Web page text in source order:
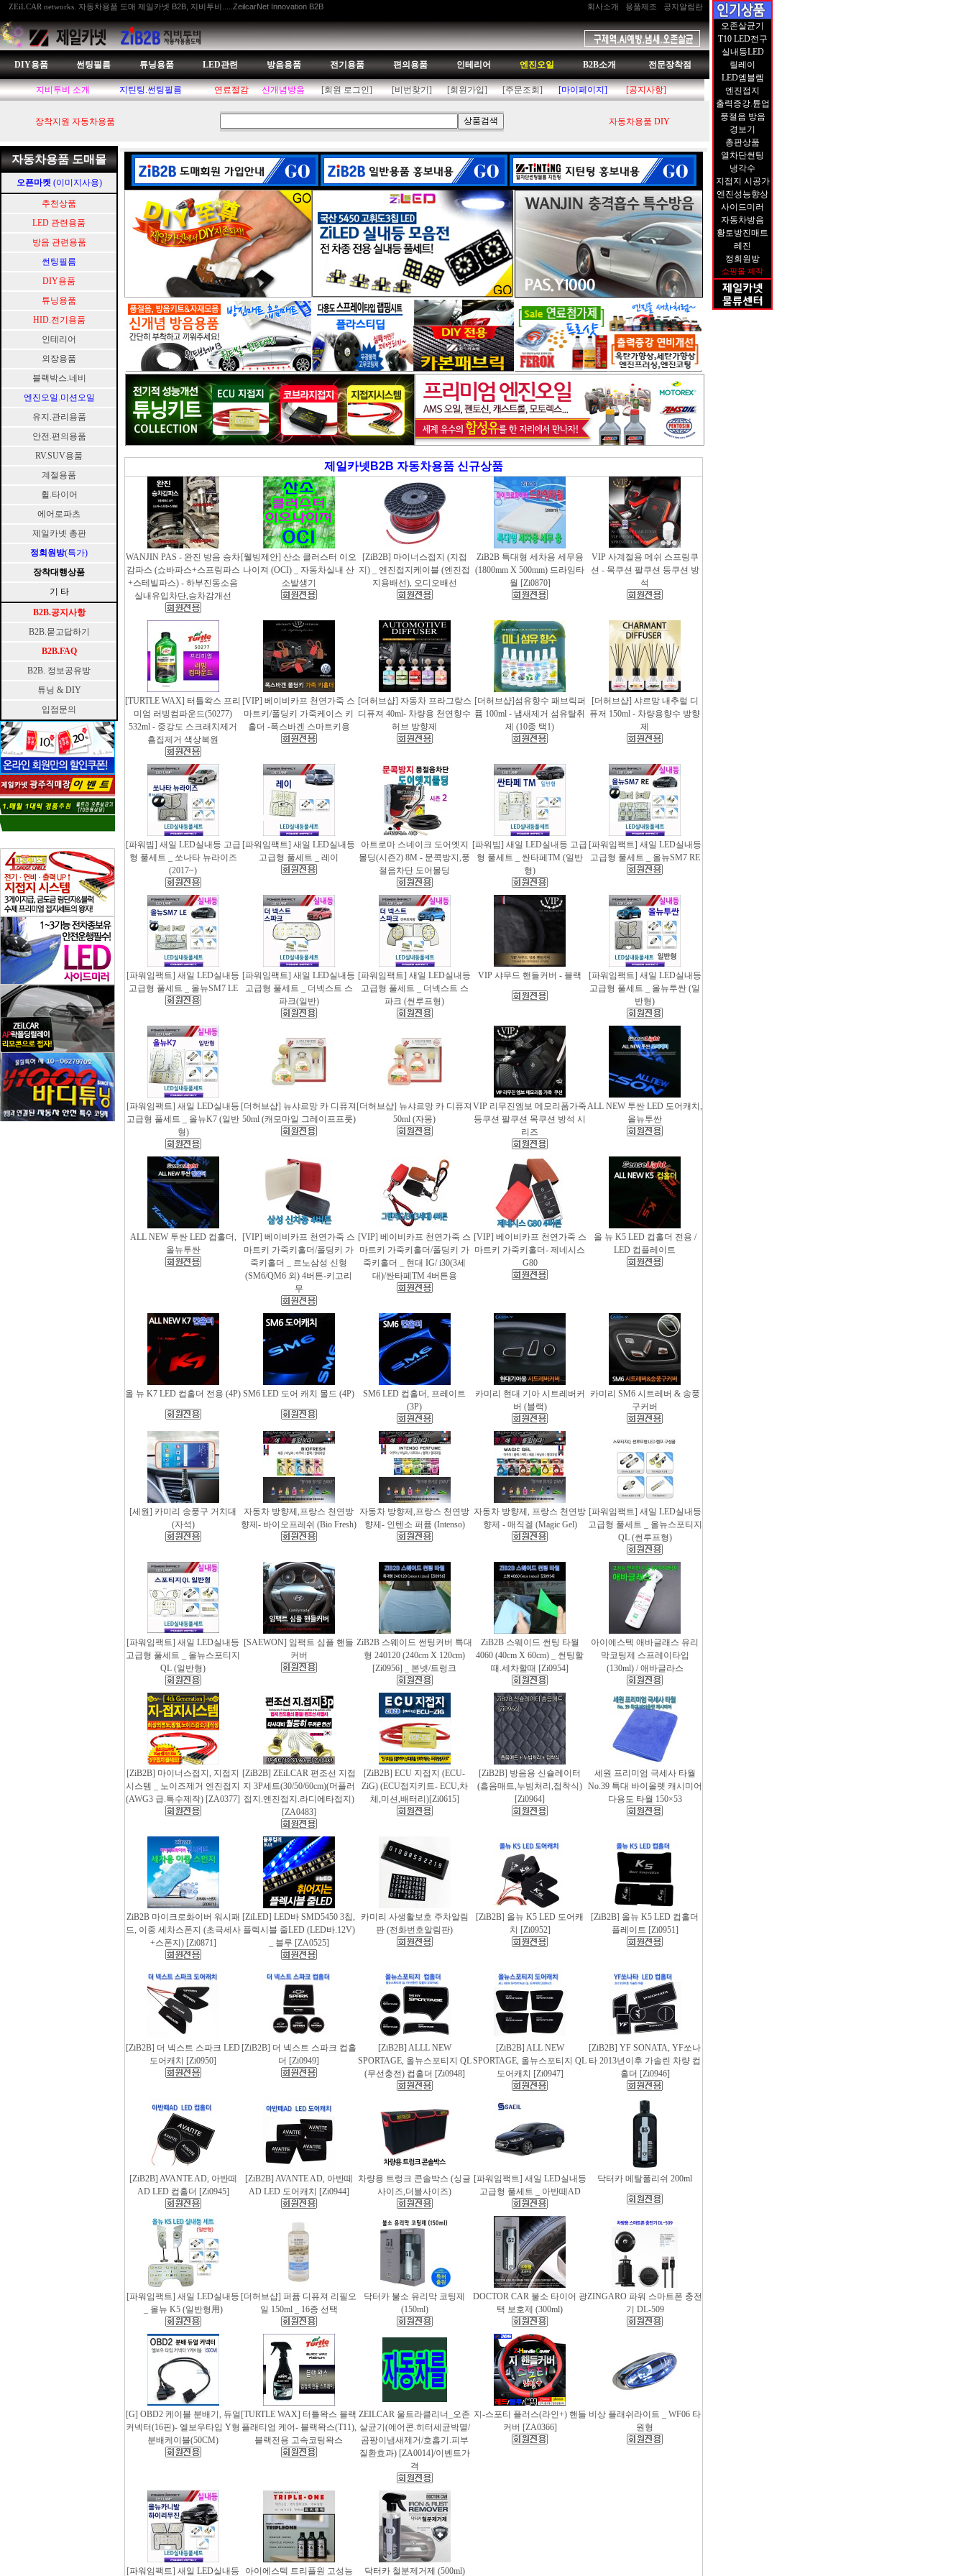
ZEiLCAR networks. 자동차용품 도매 제일카넷 B2B, 지비투비.....ZeilcarNet Innovation B2B 회사소개 용품제조 공지알림란
DIY용품 썬팅필름 튜닝용품 LED관련 방음용품 전기용품 편의용품 인테리어 엔진오일 B2B소개 전문장착점
지비투비 소개 지틴팅.썬팅필름 연료절감 신개념방음 [회원 로그인] [비번찾기] [회원가입] [주문조회] [마이페이지] [공지사항]
장착지원 자동차용품 자동차용품 DIY
자동차용품 도매몰
오픈마켓 (이미지사용)
추천상품
LED 관련용품
방음 관련용품
썬팅필름
DIY용품
튜닝용품
HID.전기용품
인테리어
외장용품
블랙박스.네비
엔진오일.미션오일
유지.관리용품
안전.편의용품
RV.SUV용품
계절용품
휠.타이어
에어로파츠
제일카넷 총판
정회원방(특가)
장착대행상품
기 타
B2B.공지사항
B2B.묻고답하기
B2B.FAQ
B2B. 정보공유방
튜닝 & DIY
입점문의
제일카넷B2B 자동차용품 신규상품
WANJIN PAS - 완진 방음 승차
감파스 (쇼바파스+스프링파스
+스테빌파스) - 하부진동소음
실내유입차단,승차감개선
[웰빙제안] 산소 클러스터 이오
나이져 (OCI) _ 자동차실내 산
소발생기
[ZiB2B] 마이너스접지 (지접
지) _ 엔진접지케이블 (엔진접
지용배선), 오디오배선
ZiB2B 특대형 세차용 세무융
(1800mm X 500mm) 드라잉타
월 [Zi0870]
VIP 사계절용 메쉬 스프링쿠
션 - 목쿠션 팔쿠션 등쿠션 방
석
[TURTLE WAX] 터틀왁스 프리
미엄 러빙컴파운드(50277)
532ml - 중강도 스크래치제거
흠집제거 색상복원
[VIP] 베이비카프 천연가죽 스
마트키/폴딩키 가죽케이스 키
홀더 -폭스바겐 스마트키용
[더허브샵] 자동차 프라그랑스
디퓨져 40ml- 차량용 천연향수
허브 방향제
[더허브샵]섬유향수 패브릭퍼
퓸 100ml - 냄새제거 섬유탈취
제 (10종 택1)
[더허브샵] 샤르망 내추럴 디
퓨저 150ml - 차량용향수 방향
제
[파워빔] 새일 LED실내등 고급
형 풀세트 _ 쏘나타 뉴라이즈
(2017~)
[파워임팩트] 새일 LED실내등
고급형 풀세트 _ 레이
아트로마 스네이크 도어엣지
몰딩(시즌2) 8M - 문콕방지,풍
절음차단 도어몰딩
[파워빔] 새일 LED실내등 고급
형 풀세트 _ 싼타페TM (일반
형)
[파워임팩트] 새일 LED실내등
고급형 풀세트 _ 올뉴SM7 RE
[파워임팩트] 새일 LED실내등
고급형 풀세트 _ 올뉴SM7 LE
[파워임팩트] 새일 LED실내등
고급형 풀세트 _ 더넥스트 스
파크(일반)
[파워임팩트] 새일 LED실내등
고급형 풀세트 _ 더넥스트 스
파크 (썬루프형)
VIP 샤무드 핸들커버 - 블랙
[파워임팩트] 새일 LED실내등
고급형 풀세트 _ 올뉴투싼 (일
반형)
[파워임팩트] 새일 LED실내등
고급형 풀세트 _ 올뉴K7 (일반
형)
[더허브샵] 뉴샤르망 카 디퓨져
50ml (캐모마일 그레이프프룻)
[더허브샵] 뉴샤르망 카 디퓨져
50ml (자몽)
VIP 리무진엠보 메모리폼가죽
등쿠션 팔쿠션 목쿠션 방석 시
리즈
ALL NEW 투싼 LED 도어캐치,
올뉴투싼
ALL NEW 투싼 LED 컵홀더,
올뉴투싼
[VIP] 베이비카프 천연가죽 스
마트키 가죽키홀더/폴딩키 가
죽키홀더 _ 르노삼성 신형
(SM6/QM6 외) 4버튼-키고리
무
[VIP] 베이비카프 천연가죽 스
마트키 가죽키홀더/폴딩키 가
죽키홀더 _ 현대 IG/ i30(3세
대)/싼타페TM 4버튼용
[VIP] 베이비카프 천연가죽 스
마트키 가죽키홀더- 제네시스
G80
올 뉴 K5 LED 컵홀더 전용 /
LED 컵플레이트
올 뉴 K7 LED 컵홀더 전용 (4P) SM6 LED 도어 캐치 몰드 (4P)
SM6 LED 컵홀더, 프레이트
(3P)
카미리 현대 기아 시트레버커
버 (블랙)
카미리 SM6 시트레버 & 송풍
구커버
[세원] 카미리 송풍구 거치대
(자석)
자동차 방향제,프랑스 천연방
향제- 바이오프레쉬 (Bio Fresh)
자동차 방향제,프랑스 천연방
향제- 인텐소 퍼퓸 (Intenso)
자동차 방향제, 프랑스 천연방
향제 - 매직겔 (Magic Gel)
[파워임팩트] 새일 LED실내등
고급형 풀세트 _ 올뉴스포티지
QL (썬루프형)
[파워임팩트] 새일 LED실내등
고급형 풀세트 _ 올뉴스포티지
QL (일반형)
[SAEWON] 임팩트 심플 핸들
커버
ZiB2B 스웨이드 썬팅커버 특대
형 240120 (240cm X 120cm)
[Zi0956] _ 본넷/트렁크
ZiB2B 스웨이드 썬팅 타월
4060 (40cm X 60cm) _ 썬팅할
때.세차할때 [Zi0954]
아이에스텍 애바글래스 유리
막코팅제 스프레이타입
(130ml) / 애바글라스
[ZiB2B] 마이너스접지, 지접지
시스템 _ 노이즈제거 엔진접지
(AWG3 급.특수제작) [ZA0377]
[ZiB2B] ZEiLCAR 편조선 지접
지 3P세트(30/50/60cm)(머플러
접지.엔진접지.라디에타접지)
[ZA0483]
[ZiB2B] ECU 지접지 (ECU-
ZiG) (ECU접지키트- ECU,차
체,미션,배터리)[Zi0615]
[ZiB2B] 방음용 신슐레이터
(흡음매트,누빔처리,접착식)
[Zi0964]
세원 프리미엄 극세사 타월
No.39 특대 바이올렛 캐시미어
다용도 타월 150×53
ZiB2B 마이크로화이버 워시패
드, 이중 세차스폰지 (초극세사
+스폰지) [Zi0871]
[ZiLED] LED바 SMD5450 3칩,
플렉시블 줄LED (LED바.12V)
_ 블루 [ZA0525]
카미리 사생활보호 주차알림
판 (전화번호알림판)
[ZiB2B] 올뉴 K5 LED 도어캐
치 [Zi0952]
[ZiB2B] 올뉴 K5 LED 컵홀더
플레이트 [Zi0951]
[ZiB2B] 더 넥스트 스파크 LED
도어캐치 [Zi0950]
[ZiB2B] 더 넥스트 스파크 컵홀
더 [Zi0949]
[ZiB2B] ALLL NEW
SPORTAGE, 올뉴스포티지 QL
(무선충전) 컵홀더 [Zi0948]
[ZiB2B] ALL NEW
SPORTAGE, 올뉴스포티지 QL
도어캐치 [Zi0947]
[ZiB2B] YF SONATA, YF쏘나
타 2013년이후 가솔린 차량 컵
홀더 [Zi0946]
[ZiB2B] AVANTE AD, 아반떼
AD LED 컵홀더 [Zi0945]
[ZiB2B] AVANTE AD, 아반떼
AD LED 도어캐치 [Zi0944]
차량용 트렁크 콘솔박스 (싱글
사이즈,더블사이즈)
[파워임팩트] 새일 LED실내등
고급형 풀세트 _ 아반떼AD
닥터카 메탈폴리쉬 200ml
[파워임팩트] 새일 LED실내등
_ 올뉴 K5 (일반형用)
[더허브샵] 퍼퓸 디퓨져 리필오
일 150ml _ 16종 선택
닥터카 불소 유리막 코팅제
(150ml)
DOCTOR CAR 불소 타이어 광
택 보호제 (300ml)
ZINGARO 파워 스마트폰 충전
기 DL-509
[G] OBD2 케이블 분배기, 듀얼
커넥터(16핀)- 엘보우타입 Y형
분배케이블(50CM)
[TURTLE WAX] 터틀왁스 블랙
플래티엄 케어- 블랙왁스(T11),
블랙전용 고속코팅왁스
ZEILCAR 울트라클리너_오존
살균기(에어콘.히터세균박멸/
곰팡이냄새제거/호흡기.피부
질환효과) [ZA0014]/이벤트가
격
지-스포티 플러스(라인+) 핸들
커버 [ZA0366]
비상 플래쉬라이트 _ WF06 타
원형
[파워임팩트] 새일 LED실내등 아이에스텍 트리플원 고성능 닥터카 철분제거제 (500ml)
오존살균기
T10 LED전구
실내등LED
릴레이
LED엠블렘
엔진접지
출력증강.튠업
풍절음 방음
경보기
총판상품
열차단썬팅
냉각수
지접지 시공가
엔진성능향상
사이드미러
자동차방음
황토방진매트
레진
정회원방
쇼핑몰 제작